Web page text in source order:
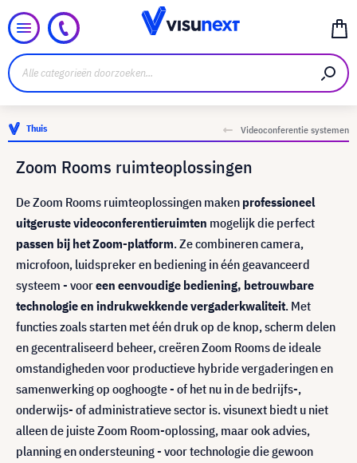
Thuis Videoconferentie systemen
Zoom Rooms ruimteoplossingen
De Zoom Rooms ruimteoplossingen maken professioneel
uitgeruste videoconferentieruimten mogelijk die perfect
passen bij het Zoom-platform. Ze combineren camera,
microfoon, luidspreker en bediening in één geavanceerd
systeem - vooreen eenvoudige bediening, betrouwbare
technologie en indrukwekkende vergaderkwaliteit. Met
functies zoals starten met één druk op de knop, scherm delen
en gecentraliseerd beheer, creëren Zoom Rooms de ideale
omstandigheden voor productieve hybride vergaderingen en
samenwerking op ooghoogte - of het nu in de bedrijfs-,
onderwijs- of administratieve sector is. visunext biedt u niet
alleen de juiste Zoom Room-oplossing, maar ook advies,
planning en ondersteuning - voor technologie die gewoon